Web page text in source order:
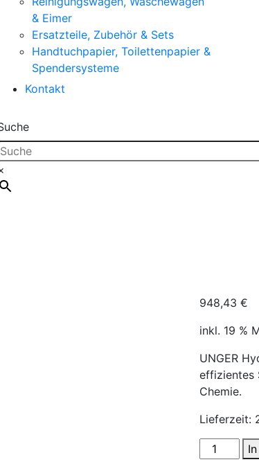
& Eimer
Ersatzteile, Zubehör & Sets
Handtuchpapier, Toilettenpapier &
Spendersysteme
Kontakt
948,43€
inkl. 19 %
UNGER
effizientes
Chemie.
Lieferzeit:
UNGER